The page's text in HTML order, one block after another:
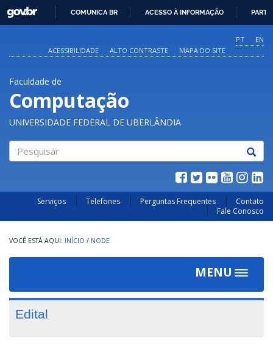
O
CONTEÚDO
GOVBR
COMUNICA BR ACESSO À INFORMAÇÃO
PT
EN
ACESSIBILIDADE
ALTO CONTRASTE MAPA DO SITE
Faculdade de
Computação
UNIVERSIDADE FEDERAL DE UBERLÂNDIA
Serviços Telefones Perguntas Frequentes
Contato
Fale Conosco
INÍCIO / NODE
MENU
Toggle
Edital